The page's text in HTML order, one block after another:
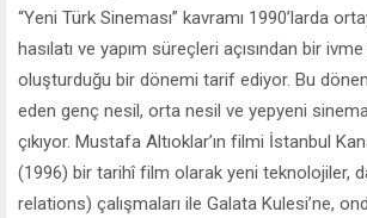
“Yeni Türk Sineması” kavramı 1990’larda
hasılatı ve yapım süreçleri açısından bir
oluşturduğu bir dönemi tarif ediyor. Bu
eden genç nesil, orta nesil ve yepyeni
çıkıyor. Mustafa Altıoklar’ın filmi İstanbul
(1996) bir tarihî film olarak yeni teknolojiler,
relations) çalışmaları ile Galata Kulesi’ne,